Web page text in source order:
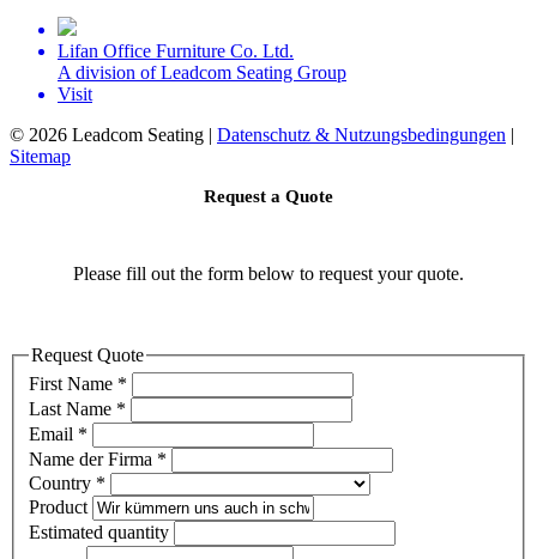
Lifan Office Furniture Co. Ltd.
A division of Leadcom Seating Group
Visit
© 2026 Leadcom Seating | Datenschutz & Nutzungsbedingungen |
Sitemap
Request a Quote
Please fill out the form below to request your quote.
Request Quote
First Name *
Last Name *
Email *
Name der Firma *
Country *
Product
Estimated quantity